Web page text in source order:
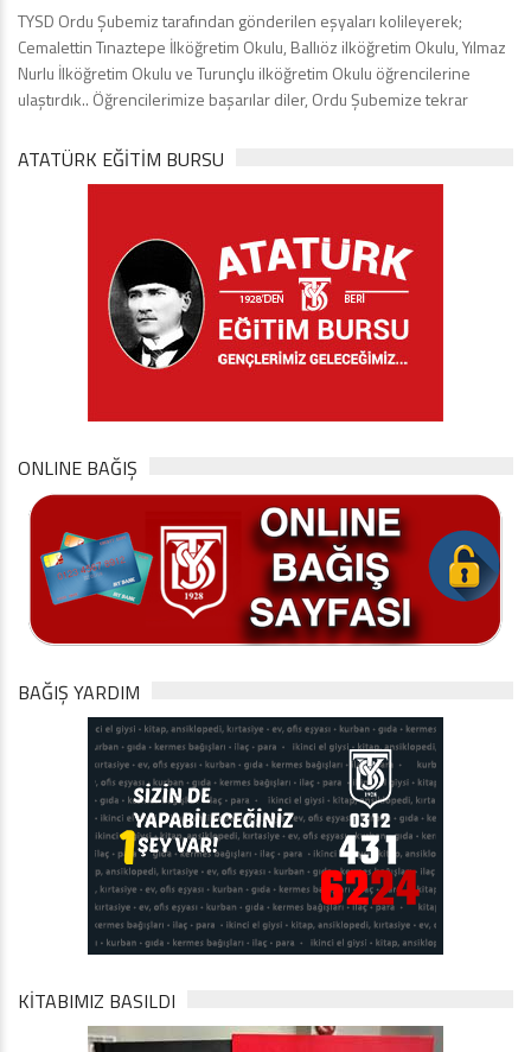
TYSD Ordu Şubemiz tarafından gönderilen eşyaları kolileyerek;
Cemalettin Tınaztepe İlköğretim Okulu, Ballıöz ilköğretim Okulu, Yılmaz
Nurlu İlköğretim Okulu ve Turunçlu ilköğretim Okulu öğrencilerine
ulaştırdık.. Öğrencilerimize başarılar diler, Ordu Şubemize tekrar
ATATÜRK EĞITIM BURSU
ONLINE BAĞIŞ
BAĞIŞ YARDIM
KİTABIMIZ BASILDI